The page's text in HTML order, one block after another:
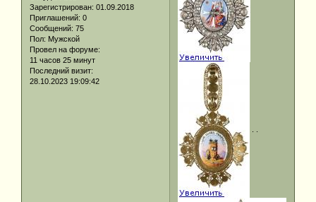
Зарегистрирован: 01.09.2018
Приглашений: 0
Сообщений: 75
Пол: Мужской
Провел на форуме:
11 часов 25 минут
Последний визит:
28.10.2023 19:09:42